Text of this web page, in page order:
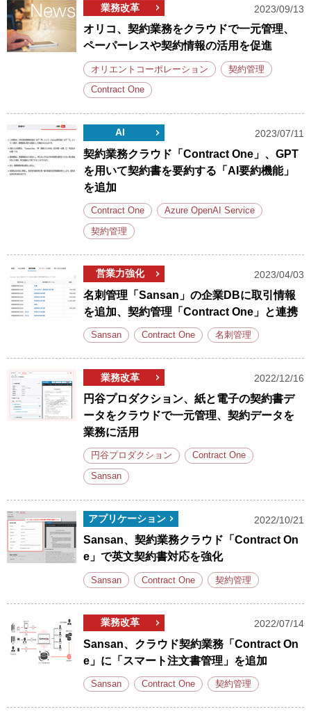
業務改革 2023/09/13
オリコ、契約業務をクラウドで一元管理、
ペーパーレスや契約情報の活用を促進
オリエントコーポレーション 契約管理
Contract One
AI 2023/07/11
契約業務クラウド「Contract One」、GPT
を用いて契約書を要約する「AI要約機能」
を追加
Contract One Azure OpenAI Service
契約管理
営業力強化 2023/04/03
名刺管理「Sansan」の企業DBに取引情報
を追加、契約管理「Contract One」と連携
Sansan Contract One 名刺管理
業務改革 2022/12/16
円谷プロダクション、紙と電子の契約書デ
ータをクラウドで一元管理、契約データを
業務に活用
円谷プロダクション Contract One
Sansan
アプリケーション 2022/10/21
Sansan、契約業務クラウド「Contract On
e」で英文契約書対応を強化
Sansan Contract One 契約管理
業務改革 2022/07/14
Sansan、クラウド契約業務「Contract On
e」に「スマート注文書管理」を追加
Sansan Contract One 契約管理